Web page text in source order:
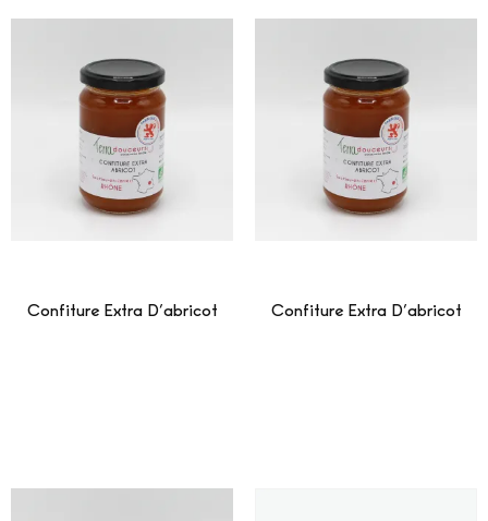
Confiture Extra D’abricot Confiture Extra D’abricot